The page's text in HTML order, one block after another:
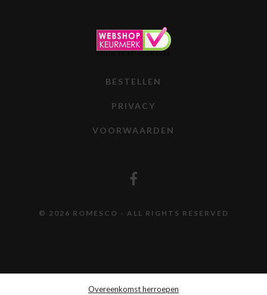
BESTELLEN
PRIVACY
VOORWAARDEN
© 2026 ROMESCO - ALL RIGHTS RESERVED
Overeenkomst herroepen